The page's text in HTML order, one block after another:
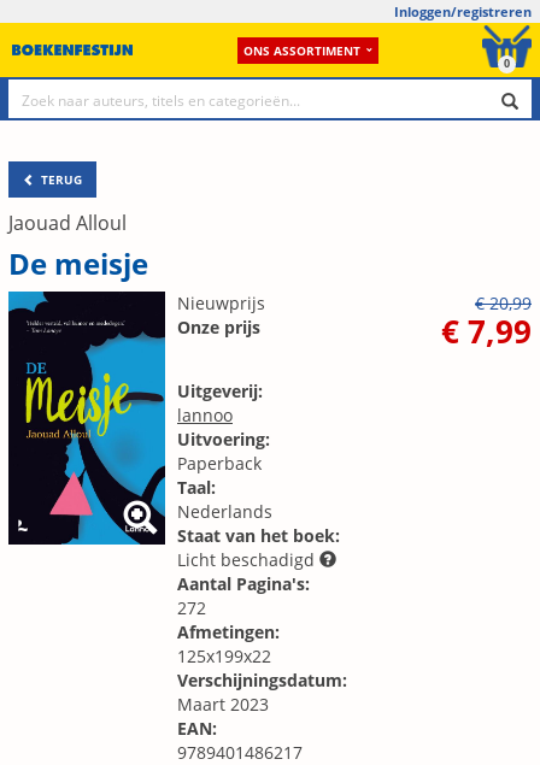
Inloggen/registreren
ONS ASSORTIMENT
0
TERUG
Jaouad Alloul
De meisje
Nieuwprijs
€ 20,99
Onze prijs
€ 7,99
Uitgeverij:
lannoo
Uitvoering:
Paperback
Taal:
Nederlands
Staat van het boek:
Licht beschadigd
Aantal Pagina's:
272
Afmetingen:
125x199x22
Verschijningsdatum:
Maart 2023
EAN:
9789401486217